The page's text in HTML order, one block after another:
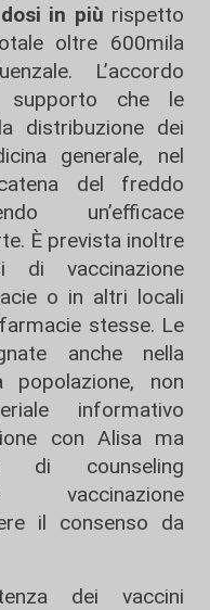
in più rispetto
oltre 600mila
L’accordo
supporto che le
distribuzione dei
generale, nel
del freddo
un’efficace
È prevista inoltre
di vaccinazione
o in altri locali
stesse. Le
anche nella
popolazione, non
informativo
con Alisa ma
di counseling
vaccinazione
il consenso da
dei vaccini